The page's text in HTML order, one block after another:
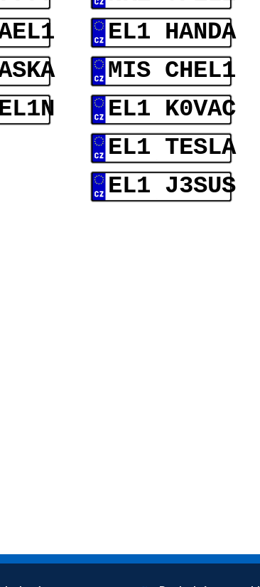
EL1 HANDA
MIS CHEL1
EL1 K0VAC
EL1 TESLA
EL1 J3SUS